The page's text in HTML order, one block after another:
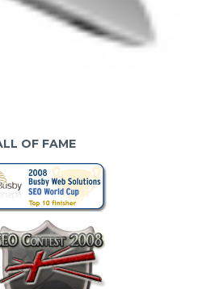
OF FAME